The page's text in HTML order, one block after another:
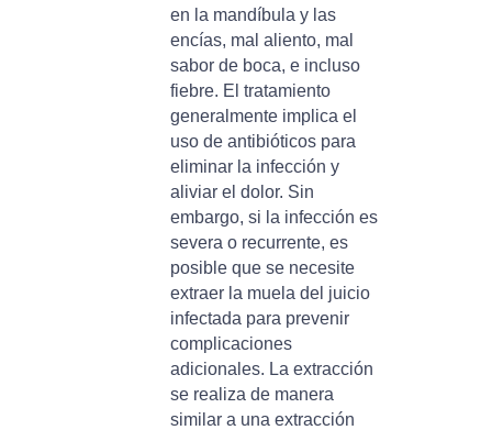
en la mandíbula y las
encías, mal aliento, mal
sabor de boca, e incluso
fiebre. El tratamiento
generalmente implica el
uso de antibióticos para
eliminar la infección y
aliviar el dolor. Sin
embargo, si la infección es
severa o recurrente, es
posible que se necesite
extraer la muela del juicio
infectada para prevenir
complicaciones
adicionales. La extracción
se realiza de manera
similar a una extracción